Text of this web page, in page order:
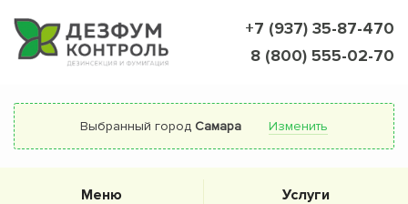
+7 (937) 35-87-470
8 (800) 555-02-70
Выбранный город Самара Изменить
Меню Услуги